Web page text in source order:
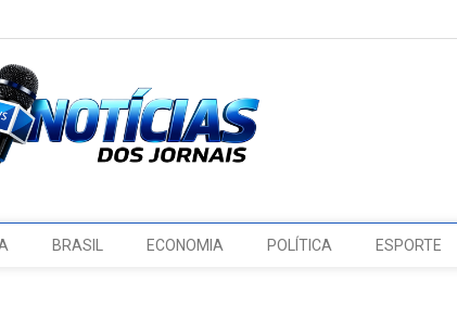
BRASIL ECONOMIA POLÍTICA ESPORTE